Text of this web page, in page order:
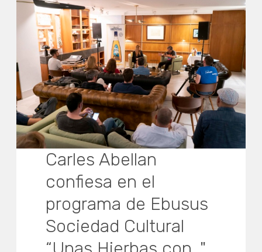
Carles Abellan
confiesa en el
programa de Ebusus
Sociedad Cultural